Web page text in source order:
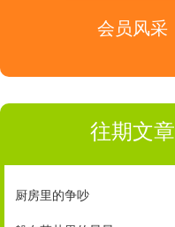
会员风采
往期文章
厨房里的争吵